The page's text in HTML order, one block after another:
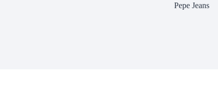
Pepe Jeans